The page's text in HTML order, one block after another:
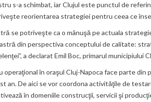
s-a schimbat, iar Clujul este punctul de
reorientarea strategiei pentru ceea ce
se potriveşte ca o mânuşă pe actuala
din perspectiva conceptului de calitate:
a declarat Emil Boc, primarul municipiului
operaţional în oraşul Cluj-Napoca face parte
an. De aici se vor coordona activităţile de
în domeniile construcţii, servicii şi